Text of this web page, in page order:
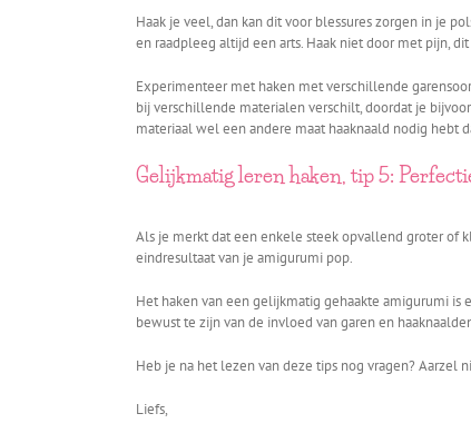
Haak je veel, dan kan dit voor blessures zorgen in je
en raadpleeg altijd een arts. Haak niet door met pijn,
Experimenteer met haken met verschillende
bij verschillende materialen verschilt, doordat je
materiaal wel een andere maat haaknaald nodig hebt
Gelijkmatig leren haken, tip 5:
Als je merkt dat een enkele steek opvallend groter of
eindresultaat van je amigurumi pop.
Het haken van een gelijkmatig gehaakte amigurumi
bewust te zijn van de invloed van garen en
Heb je na het lezen van deze tips nog vragen?
Liefs,